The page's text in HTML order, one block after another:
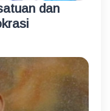
dan